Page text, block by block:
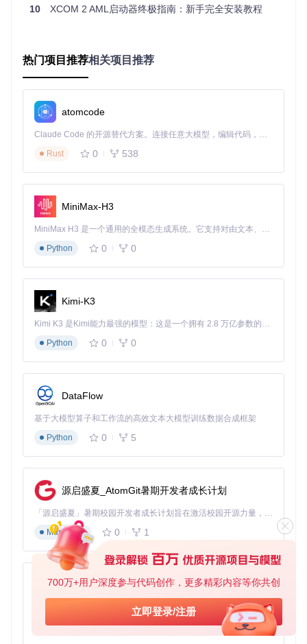
700万+用户深度参与代码创作，更多精彩内容等你共创
立即登录/注册
验证
：成功启动后，主界面应显示已检测到的XCOM 2游戏版
模组分类体系构建
类"，输入分类名称（如"战术扩展"）并设置颜色标签。选中多
个模组后右键选择"添加到分类"，可批量组织模组。对于大型
模组包，可使用"分类继承"功能让子分类继承父分类的启用状
验证：创建完成后，在分类面板中勾选不同分类，右侧模组列
目标：配置自动备份与冲突检测规则
方法：进入"设置"界面，在"备份"选项卡中勾选"自动备份配
在"冲突检测"选项卡中，启用"严格模式"以检测潜在的脚本冲
文件；故意启用两个已知冲突的模组时，系统应弹出警告并显
示冲突原因及解决方案建议。
场景实践：AML在不同游戏需求下的应用
独立模组开发者李明需要测试其新开发的"高级战术AI"模组与
主流模组的兼容性。通过AML的"调试模式"，他可以：①启用
详细日志记录，追踪模组加载的每个阶段；②使用"单独加
较启用/禁用测试模组时的配置差异。在测试过程中，AML的
场景二：多存档多配置的家庭共享方案
玩家王家庭中有两个XCOM 2玩家：儿子喜欢使用大量视觉增
强模组，父亲则偏好纯战术改进模组。通过AML的多配置系
统，他们创建了两个独立配置文件："视觉强化配置"包含23个
画质模组和8个界面美化模组，"战术核心配置"仅保留12个游
戏性模组。切换配置时只需在启动界面选择对应方案，AML会
自动处理模组启用状态和加载顺序，整个切换过程不到10秒，
10 XCOM 2 AML启动器终极指南：新手完全安装教程
热门项目推荐相关项目推荐
atomcode
Claude Code 的开源替代方案。连接任意大模型，编辑代码，运行命令，自动验证 — 全自动执行。用 Rust 构建，极致性能。 ｜ An open-source alternative to Claude Code. Connect any LLM, edit code, run commands, and verify changes — autonomously. Built in Rust for speed. Get Started
Rust
0 538
MiniMax-H3
MiniMax H3 是一个通用的全模态生成系统。它支持对由文本、图像、视频和音频组成的多模态上下文进行统一理解，并能生成分辨率高达 2K、时长可达 15 秒的带原生立体声音频的视频。得益于面向任务泛化的系统设计，H3 在预训练阶段就已具备广泛的多模态上下文理解与生成能力，能够出色地执行复杂的多模态指令。
Python
0 0
Kimi-K3
Kimi K3 是Kimi能力最强的模型：这是一个拥有 2.8 万亿参数的混合专家（MoE）模型，具备原生视觉理解能力，并支持 100 万 token 的上下文窗口。
Python
0 0
DataFlow
基于大模型算子和工作流的高效文本大模型训练数据合成框架
Python
0 5
源启盛夏_AtomGit暑期开发者成长计划
「源启盛夏」暑期校园开发者成长计划旨在激活校园开源力量，通过积分激励、认证扶持、资源倾斜等形式，引导高校组织和开发者完成「入驻 — 建项目 — 做贡献 — 获认证 — 得资源」的完整闭环。无论你是想带领社团入驻平台的组织者，还是希望用代码贡献证明自己的开发者，都能在这里找到属于你的成长路径。
Markdown
0 1
py-xiaozhi
基于Python的Xiaozhi AI，适用于想要完整Xiaozhi体验而无需拥有专用硬件的用户。
Python
0 1